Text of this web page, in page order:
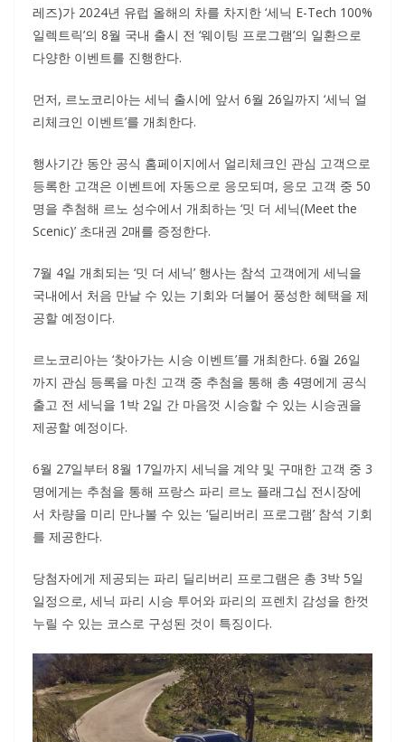
레즈)가 2024년 유럽 올해의 차를 차지한 ‘세닉 E-Tech 100%
일렉트릭’의 8월 국내 출시 전 ‘웨이팅 프로그램’의 일환으로
다양한 이벤트를 진행한다.
먼저, 르노코리아는 세닉 출시에 앞서 6월 26일까지 ‘세닉 얼
리체크인 이벤트’를 개최한다.
행사기간 동안 공식 홈페이지에서 얼리체크인 관심 고객으로
등록한 고객은 이벤트에 자동으로 응모되며, 응모 고객 중 50
명을 추첨해 르노 성수에서 개최하는 ‘밋 더 세닉(Meet the
Scenic)’ 초대권 2매를 증정한다.
7월 4일 개최되는 ‘밋 더 세닉’ 행사는 참석 고객에게 세닉을
국내에서 처음 만날 수 있는 기회와 더불어 풍성한 혜택을 제
공할 예정이다.
르노코리아는 ‘찾아가는 시승 이벤트’를 개최한다. 6월 26일
까지 관심 등록을 마친 고객 중 추첨을 통해 총 4명에게 공식
출고 전 세닉을 1박 2일 간 마음껏 시승할 수 있는 시승권을
제공할 예정이다.
6월 27일부터 8월 17일까지 세닉을 계약 및 구매한 고객 중 3
명에게는 추첨을 통해 프랑스 파리 르노 플래그십 전시장에
서 차량을 미리 만나볼 수 있는 ‘딜리버리 프로그램’ 참석 기회
를 제공한다.
당첨자에게 제공되는 파리 딜리버리 프로그램은 총 3박 5일
일정으로, 세닉 파리 시승 투어와 파리의 프렌치 감성을 한껏
누릴 수 있는 코스로 구성된 것이 특징이다.